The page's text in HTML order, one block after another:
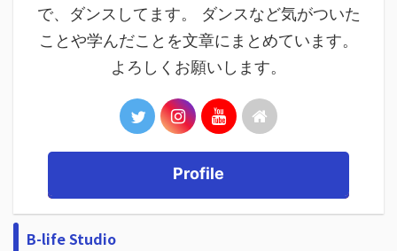
で、ダンスしてます。 ダンスなど気がついた
ことや学んだことを文章にまとめています。
よろしくお願いします。
Profile
B-life Studio